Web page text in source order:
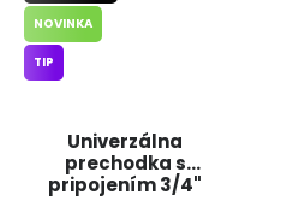
Univerzálna
prechodka s
pripojením 3/4"
NOVINKA
TIP